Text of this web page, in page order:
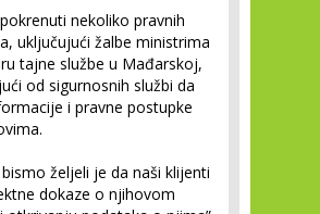
nekoliko pravnih
uključujući žalbe ministrima
tajne službe u Mađarskoj,
od sigurnosnih službi da
i pravne postupke
željeli je da naši klijenti
dokaze o njihovom